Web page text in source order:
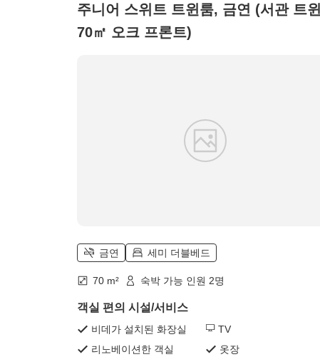
주니어 스위트 트윈룸, 금연 (서관 트윈
70㎡ 오크 프론트)
금연 세미 더블베드
70 m² 숙박 가능 인원 2명
객실 편의 시설/서비스
비데가 설치된 화장실
TV
리노베이션한 객실
옷장